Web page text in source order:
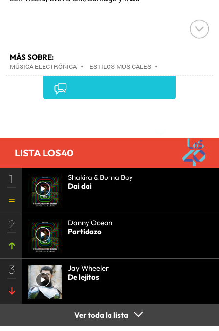
MÁS SOBRE:
MÚSICA ELECTRÓNICA • ESTILOS MUSICALES •
•
LISTA LOS40
1
Shakira & Burna Boy
Dai dai
2
Danny Ocean
Partidazo
3
Jay Wheeler
De lejitos
Ver toda la lista